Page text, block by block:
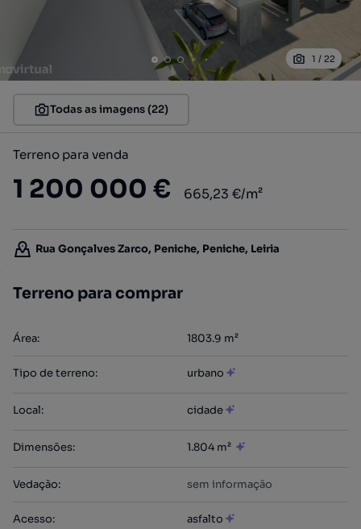
1 / 22
Todas as imagens (22)
Terreno para venda
1 200 000 € 665,23 €/m²
Rua Gonçalves Zarco, Peniche, Peniche, Leiria
Terreno para comprar
Área: 1803.9 m²
Tipo de terreno: urbano
Local: cidade
Dimensões: 1.804 m²
Vedação: sem informação
Acesso: asfalto